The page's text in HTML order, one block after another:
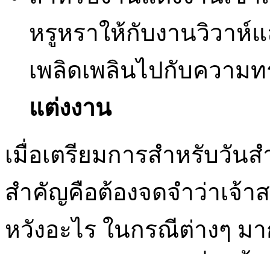
หรูหราให้กับงานวิวาห์
เพลิดเพลินไปกับความ
แต่งงาน
เมื่อเตรียมการสำหรับวัน
สำคัญคือต้องจดจำว่าเจ้า
หวังอะไร ในกรณีต่างๆ ม